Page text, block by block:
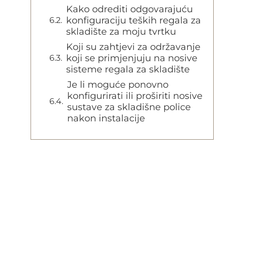
Kako odrediti odgovarajuću
konfiguraciju teških regala za
skladište za moju tvrtku
Koji su zahtjevi za održavanje
koji se primjenjuju na nosive
sisteme regala za skladište
Je li moguće ponovno
konfigurirati ili proširiti nosive
sustave za skladišne police
nakon instalacije